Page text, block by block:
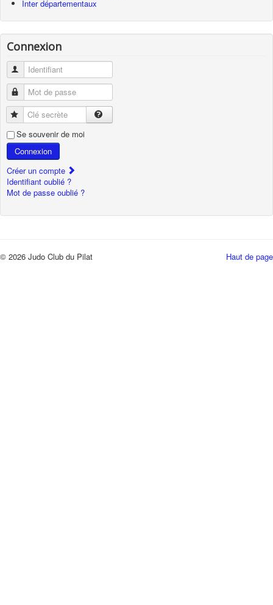
Inter départementaux
Connexion
Identifiant
Mot de passe
Clé secrète
Se souvenir de moi
Connexion
Créer un compte
Identifiant oublié ?
Mot de passe oublié ?
Haut de page
© 2026 Judo Club du Pilat